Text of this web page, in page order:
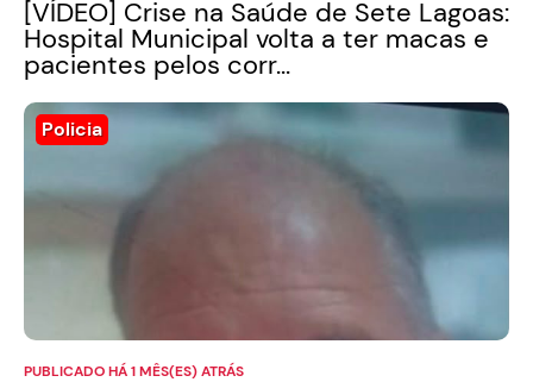
[VÍDEO] Crise na Saúde de Sete Lagoas:
Hospital Municipal volta a ter macas e
pacientes pelos corr...
Policia
PUBLICADO HÁ 1 MÊS(ES) ATRÁS